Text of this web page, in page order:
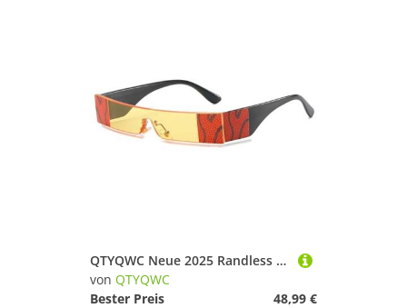
QTYQWC Neue 2025 Randless Sonnenbrille Frauen Vintage kleine Sonnenbrille Frauen Flache Oberrechteckbrille
von QTYQWC
Bester Preis
48,99 €